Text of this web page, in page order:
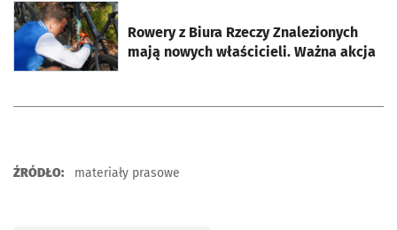
Rowery z Biura Rzeczy Znalezionych
mają nowych właścicieli. Ważna akcja
otworzy się w nowej karcie
ŹRÓDŁO: materiały prasowe